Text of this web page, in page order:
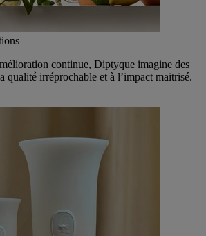
continue, Diptyque imagine des
qualité́ irréprochable et à l’impact maitrisé.